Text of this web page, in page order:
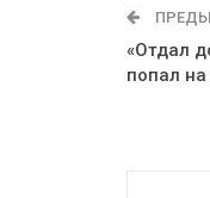
«Отдал
попал на